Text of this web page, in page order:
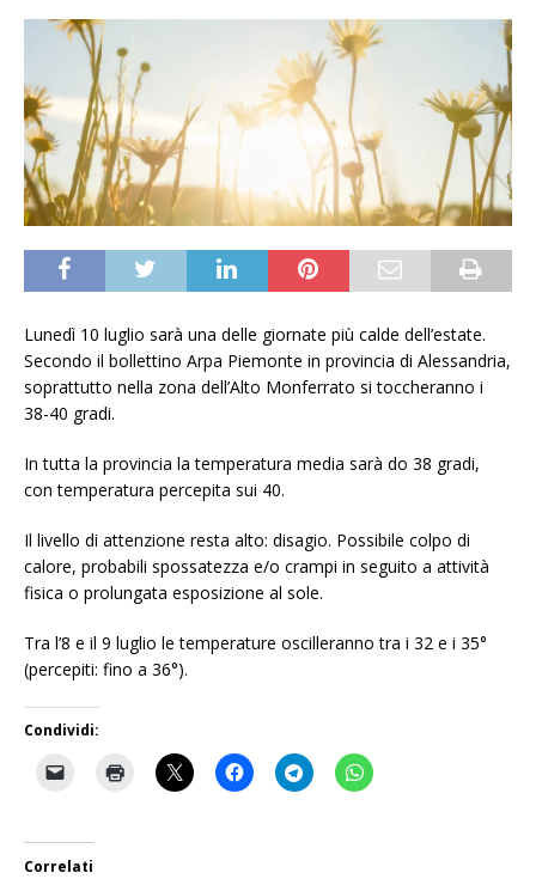
Lunedì 10 luglio sarà una delle giornate più calde dell’estate.
Secondo il bollettino Arpa Piemonte in provincia di Alessandria,
soprattutto nella zona dell’Alto Monferrato si toccheranno i
38-40 gradi.
In tutta la provincia la temperatura media sarà do 38 gradi,
con temperatura percepita sui 40.
Il livello di attenzione resta alto: disagio. Possibile colpo di
calore, probabili spossatezza e/o crampi in seguito a attività
fisica o prolungata esposizione al sole.
Tra l’8 e il 9 luglio le temperature oscilleranno tra i 32 e i 35°
(percepiti: fino a 36°).
Condividi:
Correlati